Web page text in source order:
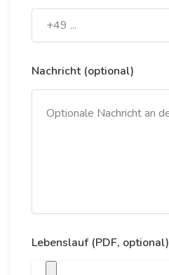
Nachricht (optional)
Lebenslauf (PDF, optional)